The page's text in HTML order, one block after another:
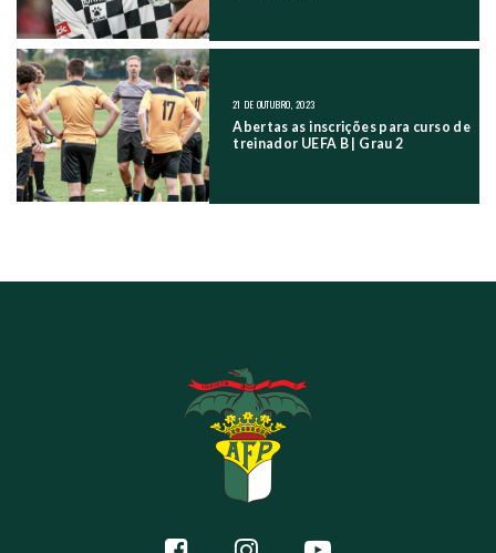
21 DE OUTUBRO, 2023
Abertas as inscrições para curso de
treinador UEFA B | Grau 2